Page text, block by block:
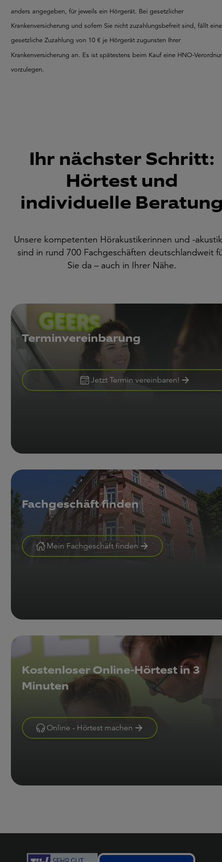
anders angegeben, für jeweils ein Hörgerät. Bei gesetzlicher
Krankenversicherung und sofern Sie nicht zuzahlungsbefreit sind, fällt eine
gesetzliche Zuzahlung von 10 € je Hörgerät zugunsten Ihrer
Krankenversicherung an. Es ist spätestens beim Kauf eine HNO-
vorzulegen.
Ihr nächster Schritt:
Hörtest und
individuelle
Unsere kompetenten Hörakustikerinnen und -
sind in rund 700 Fachgeschäften deutschlandweit
Sie da – auch in Ihrer Nähe.
Terminvereinbarung
Jetzt Termin vereinbaren!
Fachgeschäft finden
Mein Fachgeschäft finden
Kostenloser Online-Hörtest in 3
Minuten
Online - Hörtest machen